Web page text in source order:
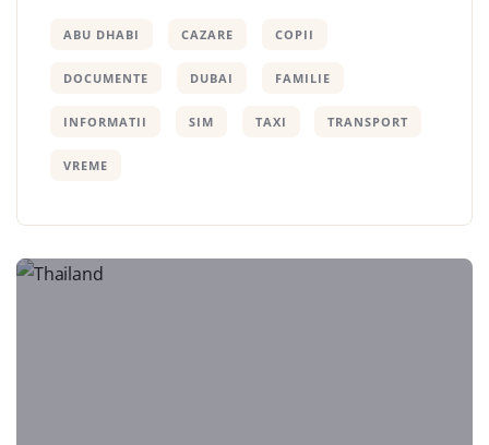
ABU DHABI CAZARE COPII
DOCUMENTE DUBAI FAMILIE
INFORMATII SIM TAXI TRANSPORT
VREME